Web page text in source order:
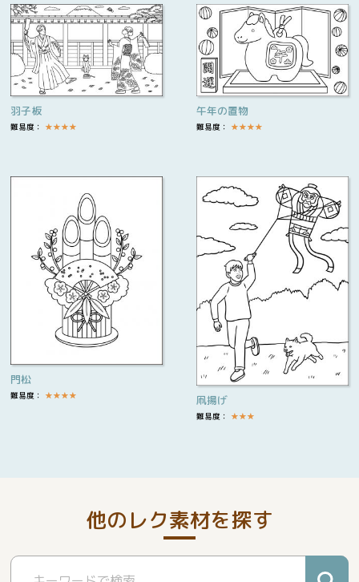
羽子板
難易度： ★★★★
午年の置物
難易度： ★★★★
門松
難易度： ★★★★ 凧揚げ
難易度： ★★★
他のレク素材を探す